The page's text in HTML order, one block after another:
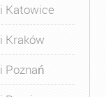
Katowice
Kraków
Poznań